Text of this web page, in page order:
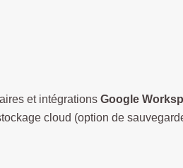
et intégrations Google
cloud (option de